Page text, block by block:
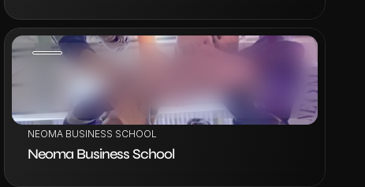
VOIR LE PROJET
NEOMA BUSINESS SCHOOL
Neoma Business School